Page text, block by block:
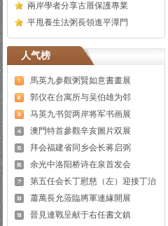
兩岸學者分享古厝保護專業
平甩養生法粥長領進平潭門
人气榜
馬英九参觀粥賢如意書畫展
郭仪在台寓所与吴伯雄为邻
马英九书贺两岸将军书画展
澳門特首參觀辛亥圖片双展
拜会福建省同乡会长蒋启弼
余光中洛阳桥诗在泉首发会
第五任会长丁慰慈（左）迎接丁治
蕭萬長允蒞臨將軍連緣開展
晉見連戰呈献于右任書文鎮